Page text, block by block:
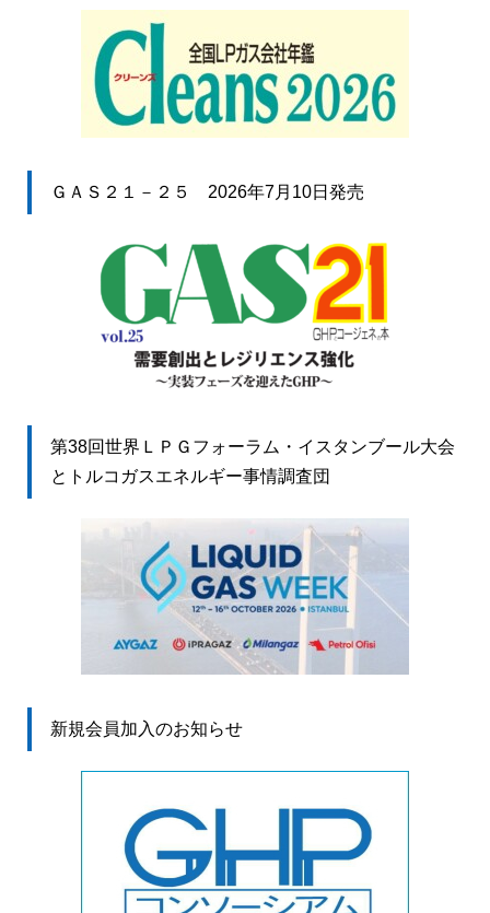
ＧＡＳ２１－２５ 2026年7月10日発売
第38回世界ＬＰＧフォーラム・イスタンブール大会
とトルコガスエネルギー事情調査団
新規会員加入のお知らせ